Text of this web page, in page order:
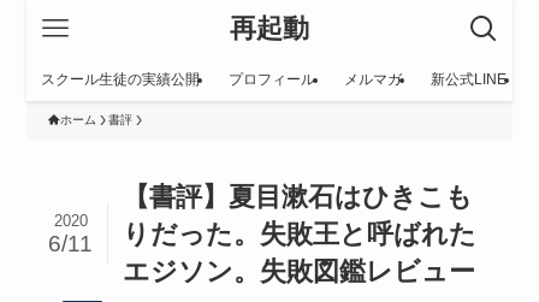
再起動
スクール生徒の実績公開 プロフィール メルマガ 新公式LINE
ホーム 書評
【書評】夏目漱石はひきこも
りだった。失敗王と呼ばれた
エジソン。失敗図鑑レビュー
2020
6/11